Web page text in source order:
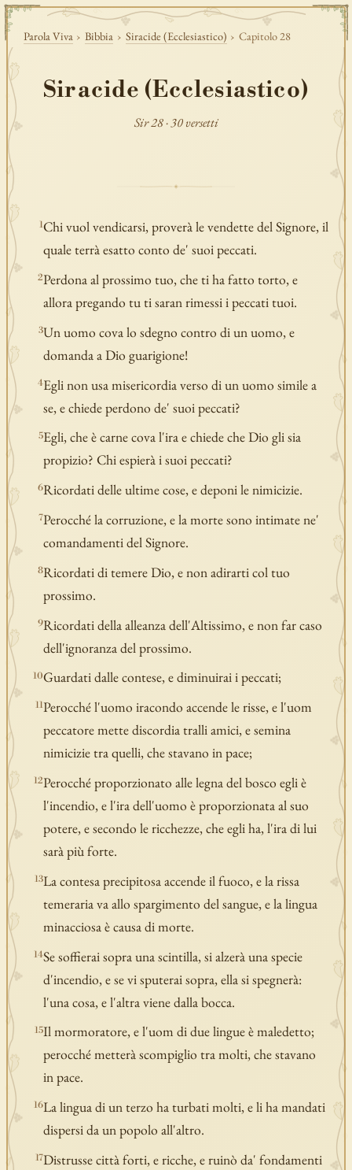
Parola Viva › Bibbia › Siracide (Ecclesiastico) › Capitolo 28
Siracide (Ecclesiastico)
Sir 28 · 30 versetti
1Chi vuol vendicarsi, proverà le vendette del Signore, il
quale terrà esatto conto de' suoi peccati.
2Perdona al prossimo tuo, che ti ha fatto torto, e
allora pregando tu ti saran rimessi i peccati tuoi.
3Un uomo cova lo sdegno contro di un uomo, e
domanda a Dio guarigione!
4Egli non usa misericordia verso di un uomo simile a
se, e chiede perdono de' suoi peccati?
5Egli, che è carne cova l'ira e chiede che Dio gli sia
propizio? Chi espierà i suoi peccati?
6Ricordati delle ultime cose, e deponi le nimicizie.
7Perocché la corruzione, e la morte sono intimate ne'
comandamenti del Signore.
8Ricordati di temere Dio, e non adirarti col tuo
prossimo.
9Ricordati della alleanza dell'Altissimo, e non far caso
dell'ignoranza del prossimo.
10Guardati dalle contese, e diminuirai i peccati;
11Perocché l'uomo iracondo accende le risse, e l'uom
peccatore mette discordia tralli amici, e semina
nimicizie tra quelli, che stavano in pace;
12Perocché proporzionato alle legna del bosco egli è
l'incendio, e l'ira dell'uomo è proporzionata al suo
potere, e secondo le ricchezze, che egli ha, l'ira di lui
sarà più forte.
13La contesa precipitosa accende il fuoco, e la rissa
temeraria va allo spargimento del sangue, e la lingua
minacciosa è causa di morte.
14Se soffierai sopra una scintilla, si alzerà una specie
d'incendio, e se vi sputerai sopra, ella si spegnerà:
l'una cosa, e l'altra viene dalla bocca.
15Il mormoratore, e l'uom di due lingue è maledetto;
perocché metterà scompiglio tra molti, che stavano
in pace.
16La lingua di un terzo ha turbati molti, e li ha mandati
dispersi da un popolo all'altro.
17Distrusse città forti, e ricche, e ruinò da' fondamenti